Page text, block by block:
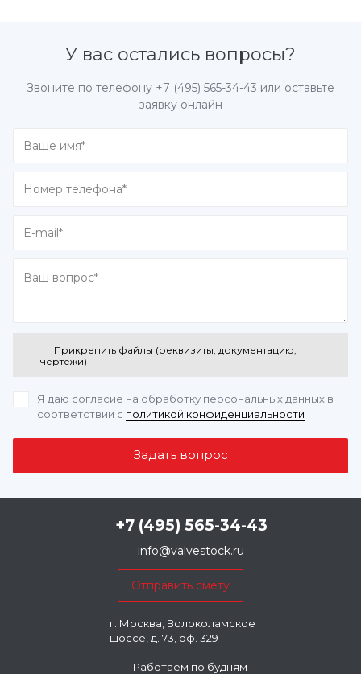
У вас остались вопросы?
Звоните по телефону +7 (495) 565-34-43 или оставьте
заявку онлайн
Прикрепить файлы (реквизиты, документацию,
чертежи)
Я даю согласие на обработку персональных данных в
соответствии с политикой конфиденциальности
+7 (495) 565-34-43
info@valvestock.ru
г. Москва, Волоколамское
шоссе, д. 73, оф. 329
Работаем по будням